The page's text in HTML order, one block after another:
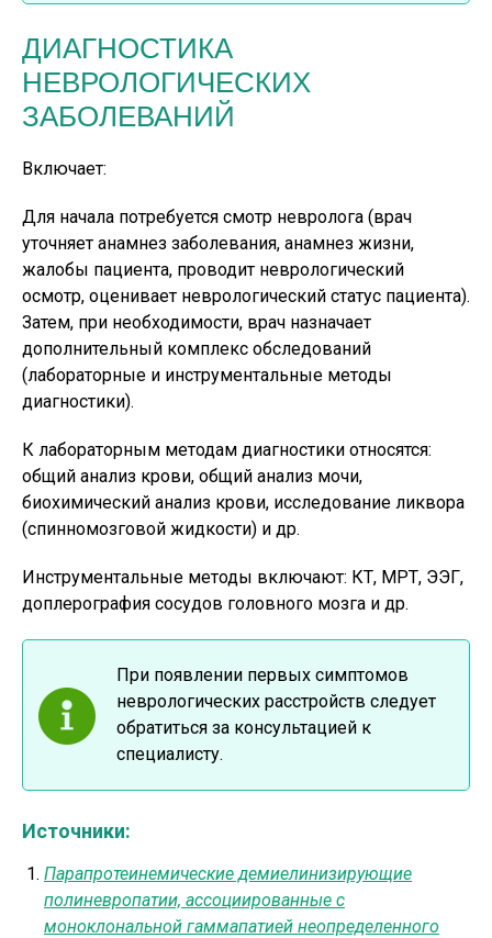
ДИАГНОСТИКА
НЕВРОЛОГИЧЕСКИХ
ЗАБОЛЕВАНИЙ
Включает:
Для начала потребуется смотр невролога (врач
уточняет анамнез заболевания, анамнез жизни,
жалобы пациента, проводит неврологический
осмотр, оценивает неврологический статус пациента).
Затем, при необходимости, врач назначает
дополнительный комплекс обследований
(лабораторные и инструментальные методы
диагностики).
К лабораторным методам диагностики относятся:
общий анализ крови, общий анализ мочи,
биохимический анализ крови, исследование ликвора
(спинномозговой жидкости) и др.
Инструментальные методы включают: КТ, МРТ, ЭЭГ,
доплерография сосудов головного мозга и др.
При появлении первых симптомов
неврологических расстройств следует
обратиться за консультацией к
специалисту.
Источники:
Парапротеинемические демиелинизирующие
полиневропатии, ассоциированные с
моноклональной гаммапатией неопределенного